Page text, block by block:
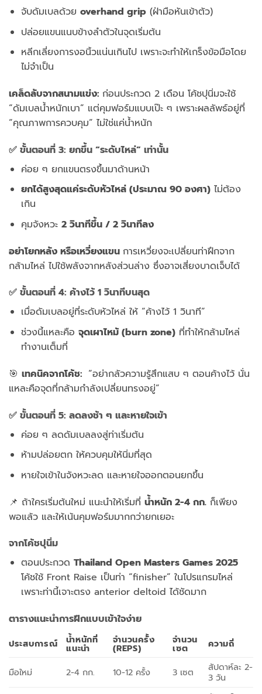
จับดัมเบลด้วย overhand grip(ฝ่ามือหันเข้าตัว)
ปล่อยแขนแนบข้างลำตัวในจุดเริ่มต้น
หลีกเลี่ยงการงอนิ้วแน่นเกินไป เพราะจะทำให้เกร็งข้อมือโดย
ไม่จำเป็น
เคล็ดลับจากสนามแข่ง: ก่อนประกวด 2 เดือน โค้ชปุนิ่มจะใช้
“ดัมเบลน้ำหนักเบา” แต่คุมฟอร์มแบบเป๊ะ ๆ เพราะผลลัพธ์อยู่ที่
“คุณภาพการควบคุม” ไม่ใช่แค่น้ำหนัก
✅ ขั้นตอนที่ 3: ยกขึ้น “ระดับไหล่” เท่านั้น
ค่อย ๆ ยกแขนตรงขึ้นมาด้านหน้า
ยกได้สูงสุดแค่ระดับหัวไหล่ (ประมาณ 90 องศา)ไม่ต้อง
เกิน
คุมจังหวะ 2 วินาทีขึ้น / 2 วินาทีลง
อย่าโยกหลัง หรือเหวี่ยงแขน การเหวี่ยงจะเปลี่ยนท่าฝึกจาก
กล้ามไหล่ ไปใช้พลังจากหลังส่วนล่าง ซึ่งอาจเสี่ยงบาดเจ็บได้
✅ ขั้นตอนที่ 4: ค้างไว้ 1 วินาทีบนสุด
เมื่อดัมเบลอยู่ที่ระดับหัวไหล่ ให้ “ค้างไว้ 1 วินาที”
ช่วงนี้แหละคือ จุดเผาไหม้ (burn zone)ที่ทำให้กล้ามไหล่
ทำงานเต็มที่
🎯 เทคนิคจากโค้ช: “อย่ากลัวความรู้สึกแสบ ๆ ตอนค้างไว้ นั่น
แหละคือจุดที่กล้ามกำลังเปลี่ยนทรงอยู่”
✅ ขั้นตอนที่ 5: ลดลงช้า ๆ และหายใจเข้า
ค่อย ๆ ลดดัมเบลลงสู่ท่าเริ่มต้น
ห้ามปล่อยตก ให้ควบคุมให้นิ่มที่สุด
หายใจเข้าในจังหวะลด และหายใจออกตอนยกขึ้น
📌 ถ้าใครเริ่มต้นใหม่ แนะนำให้เริ่มที่ น้ำหนัก 2-4 กก. ก็เพียง
พอแล้ว และให้เน้นคุมฟอร์มมากกว่ายกเยอะ
จากโค้ชปุนิ่ม
ตอนประกวด Thailand Open Masters Games 2025
โค้ชใช้ Front Raise เป็นท่า “finisher” ในโปรแกรมไหล่
เพราะท่านี้เจาะตรง anterior deltoid ได้ชัดมาก
ตารางแนะนำการฝึกแบบเข้าใจง่าย
ประสบการณ์ น้ำหนักที่
แนะนำ
จำนวนครั้ง
(REPS)
จำนวน
เซต ความถี่
มือใหม่ 2-4 กก. 10-12 ครั้ง 3 เซต
สัปดาห์ละ 2-
3 วัน